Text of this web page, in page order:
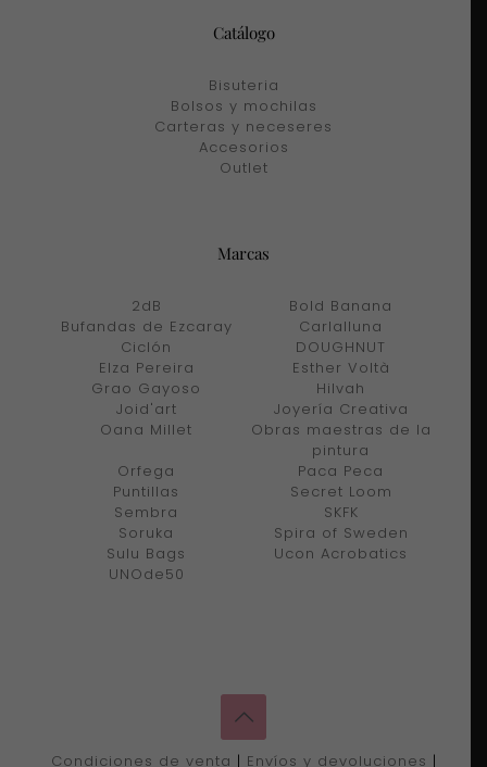
Catálogo
Bisuteria
Bolsos y mochilas
Carteras y neceseres
Accesorios
Outlet
Marcas
2dB
Bold Banana
Bufandas de Ezcaray
Carlalluna
Ciclón
DOUGHNUT
Elza Pereira
Esther Voltà
Grao Gayoso
Hilvah
Joid'art
Joyería Creativa
Oana Millet
Obras maestras de la
pintura
Orfega
Paca Peca
Puntillas
Secret Loom
Sembra
SKFK
Soruka
Spira of Sweden
Sulu Bags
Ucon Acrobatics
UNOde50
Condiciones de venta | Envíos y devoluciones |